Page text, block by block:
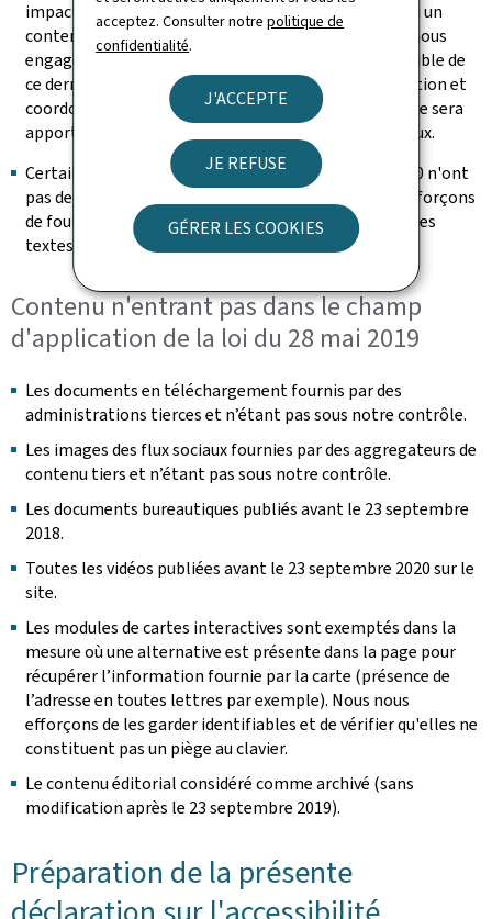
acceptez. Consulter notrepolitique de
confidentialité.
J'ACCEPTE
JE REFUSE
GÉRER LES COOKIES
impactant ne bloquent pas l’accès à l’information. Si un
contenu s’avérait malgré tout non accessible, nous nous
engageons à fournir sur demande une version accessible de
ce dernier (se référer à la section « Retour d'information et
coordonnées de contact »). Une attention particulière sera
apportée à la rédaction des futurs contenus éditoriaux.
Certaines vidéos publiées après le 23 septembre 2020 n'ont
pas de transcription textuelle adaptée. Nous nous efforçons
de fournir les messages transmis dans la vidéo dans les
textes environnants
Contenu n'entrant pas dans le champ
d'application de la loi du 28 mai 2019
Les documents en téléchargement fournis par des
administrations tierces et n’étant pas sous notre contrôle.
Les images des flux sociaux fournies par des aggregateurs de
contenu tiers et n’étant pas sous notre contrôle.
Les documents bureautiques publiés avant le 23 septembre
2018.
Toutes les vidéos publiées avant le 23 septembre 2020 sur le
site.
Les modules de cartes interactives sont exemptés dans la
mesure où une alternative est présente dans la page pour
récupérer l’information fournie par la carte (présence de
l’adresse en toutes lettres par exemple). Nous nous
efforçons de les garder identifiables et de vérifier qu'elles ne
constituent pas un piège au clavier.
Le contenu éditorial considéré comme archivé (sans
modification après le 23 septembre 2019).
Préparation de la présente